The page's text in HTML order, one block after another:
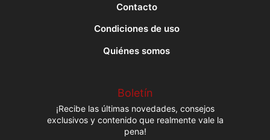
Contacto
Condiciones de uso
Quiénes somos
Boletín
¡Recibe las últimas novedades, consejos
exclusivos y contenido que realmente vale la
pena!